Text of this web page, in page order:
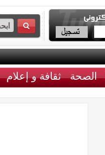
الصحة ثقافة و إعلام